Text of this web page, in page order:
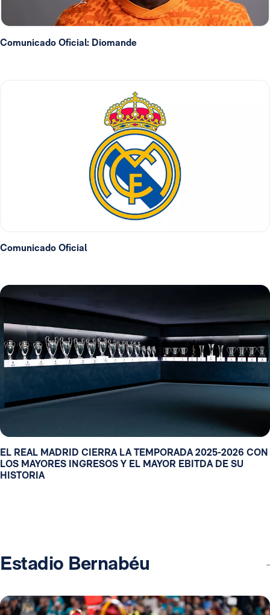
Comunicado Oficial: Diomande
Comunicado Oficial
EL REAL MADRID CIERRA LA TEMPORADA 2025-2026 CON
LOS MAYORES INGRESOS Y EL MAYOR EBITDA DE SU
HISTORIA
Estadio Bernabéu